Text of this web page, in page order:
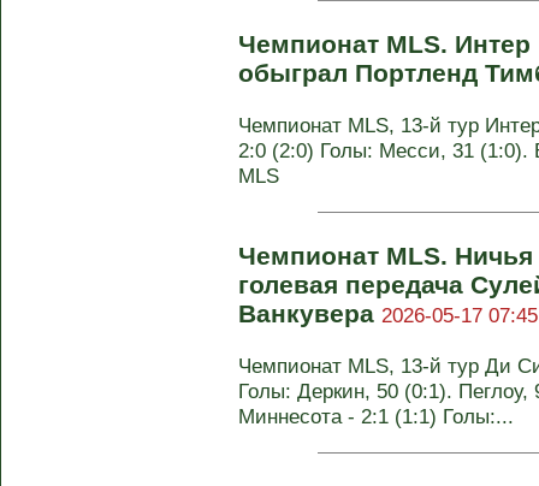
Чемпионат MLS.
обыграл Портленд
Чемпионат MLS, 13-й тур
2:0 (2:0) Голы: Месси, 31 (1:0).
MLS
Чемпионат MLS.
голевая передача
Ванкувера 2026-05-17
Чемпионат MLS, 13-й тур Ди
Голы: Деркин, 50 (0:1).
Миннесота - 2:1 (1:1) Голы:...